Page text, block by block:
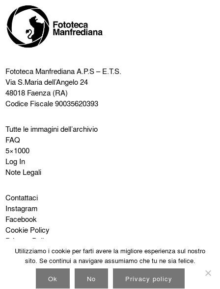
Fototeca ManfredianaA.P.S – E.T.S.
Via S.Maria dell’Angelo 24
48018 Faenza (RA)
Codice Fiscale 90035620393
Tutte le immagini dell’archivio
FAQ
5×1000
Log In
Note Legali
Contattaci
Instagram
Facebook
Cookie Policy
Privacy Policy
Utilizziamo i cookie per farti avere la migliore esperienza sul nostro
sito. Se continui a navigare assumiamo che tu ne sia felice.
Ok
No Privacy policy